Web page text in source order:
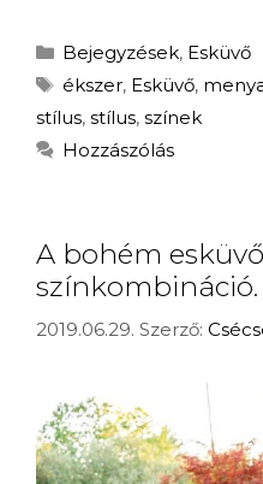
Bejegyzések, Esküvő
ékszer, Esküvő,
stílus, stílus, színek
Hozzászólás
A bohém
színkombináció.
2019.06.29. Szerző: